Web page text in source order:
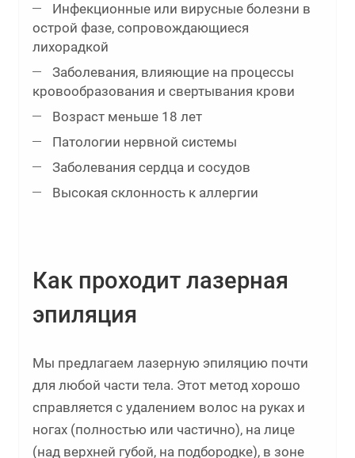
Инфекционные или вирусные болезни в
острой фазе, сопровождающиеся
лихорадкой
Заболевания, влияющие на процессы
кровообразования и свертывания крови
Возраст меньше 18 лет
Патологии нервной системы
Заболевания сердца и сосудов
Высокая склонность к аллергии
Как проходит лазерная
эпиляция
Мы предлагаем лазерную эпиляцию почти
для любой части тела. Этот метод хорошо
справляется с удалением волос на руках и
ногах (полностью или частично), на лице
(над верхней губой, на подбородке), в зоне